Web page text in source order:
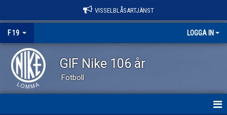
VISSELBLÅSARTJÄNST
F 19 LOGGA IN
GIF Nike 106 år
Fotboll